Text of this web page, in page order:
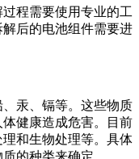
程需要使用专业的工
后的电池组件需要进
汞、镉等。这些物质
健康造成危害。目前
和生物处理等。具体